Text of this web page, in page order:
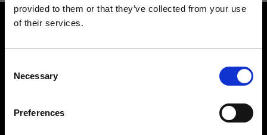
provided to them or that they’ve collected from your use
of their services.
Selection
Necessary
Preferences
Trova il tuo negozio Ripani
Rispondiamo a tutte le tue